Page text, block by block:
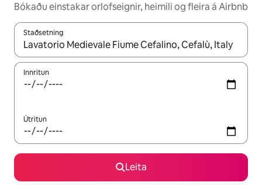
Bókaðu einstakar orlofseignir, heimili og fleira á Airbnb
Staðsetning
Þegar niðurstöður liggja fyrir skaltu nota upp og niður
Innritun
Útritun
Leita